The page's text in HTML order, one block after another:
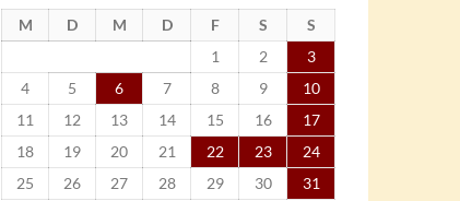
M D M D F S
S
1
2
3
4
5 6 7 8 9
10
11
12 13 14 15 16
17
18
19 20 21 22 23
24
25
26 27 28 29 30
31